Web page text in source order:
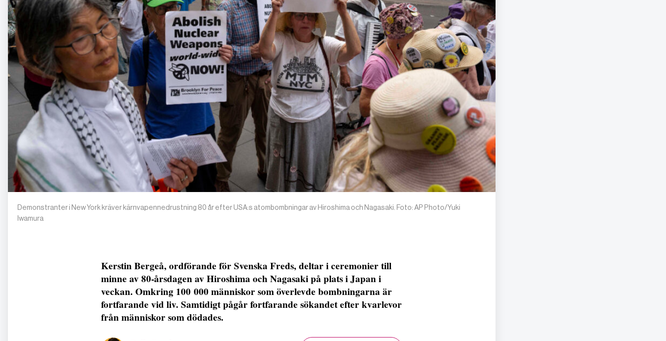
Demonstranter i New York kräver kärnvapennedrustning 80 år efter USA:s atombombningar av Hiroshima och Nagasaki. Foto: AP Photo/Yuki
Iwamura
Kerstin Bergeå, ordförande för Svenska Freds, deltar i ceremonier till
minne av 80-årsdagen av Hiroshima och Nagasaki på plats i Japan i
veckan. Omkring 100 000 människor som överlevde bombningarna är
fortfarande vid liv. Samtidigt pågår fortfarande sökandet efter kvarlevor
från människor som dödades.